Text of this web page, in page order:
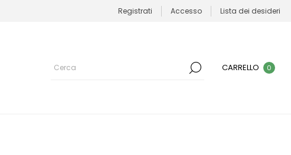
Registrati Accesso Lista dei desideri
CARRELLO 0